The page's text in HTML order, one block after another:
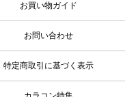
お買い物ガイド
お問い合わせ
特定商取引に基づく表示